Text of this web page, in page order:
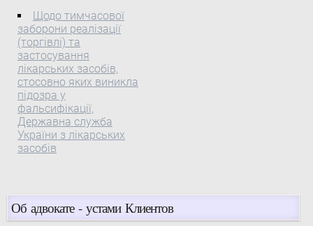
Щодо тимчасової
заборони реалізації
(торгівлі) та
застосування
лікарських засобів,
стосовно яких виникла
підозра у
фальсифікації,
Державна служба
України з лікарських
засобів
Об адвокате - устами Клиентов